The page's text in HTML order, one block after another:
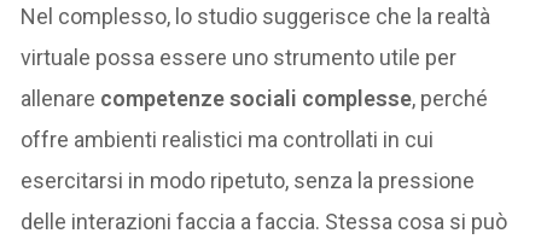
Nel complesso, lo studio suggerisce che la realtà
virtuale possa essere uno strumento utile per
allenare competenze sociali complesse, perché
offre ambienti realistici ma controllati in cui
esercitarsi in modo ripetuto, senza la pressione
delle interazioni faccia a faccia. Stessa cosa si può